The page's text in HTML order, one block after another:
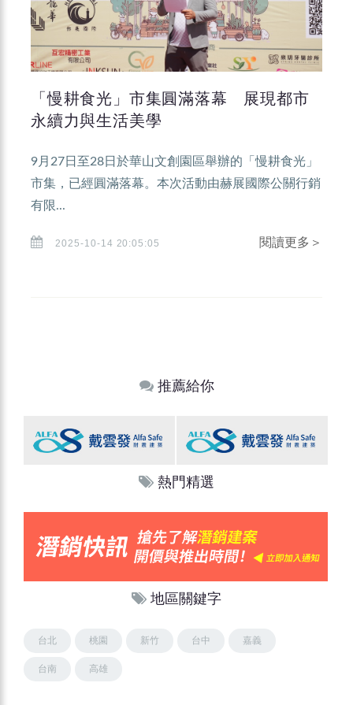
「慢耕食光」市集圓滿落幕 展現都市
永續力與生活美學
9月27日至28日於華山文創園區舉辦的「慢耕食光」
市集，已經圓滿落幕。本次活動由赫展國際公關行銷
有限...
2025-10-14 20:05:05 閱讀更多＞
推薦給你
熱門精選
地區關鍵字
台北 桃園 新竹 台中 嘉義
台南 高雄